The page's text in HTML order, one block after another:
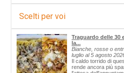
Scelti per voi
Traguardo delle 30
la...
Bianche, rosse o
luglio al 5 agosto
Il caldo torrido di
rende ancora più